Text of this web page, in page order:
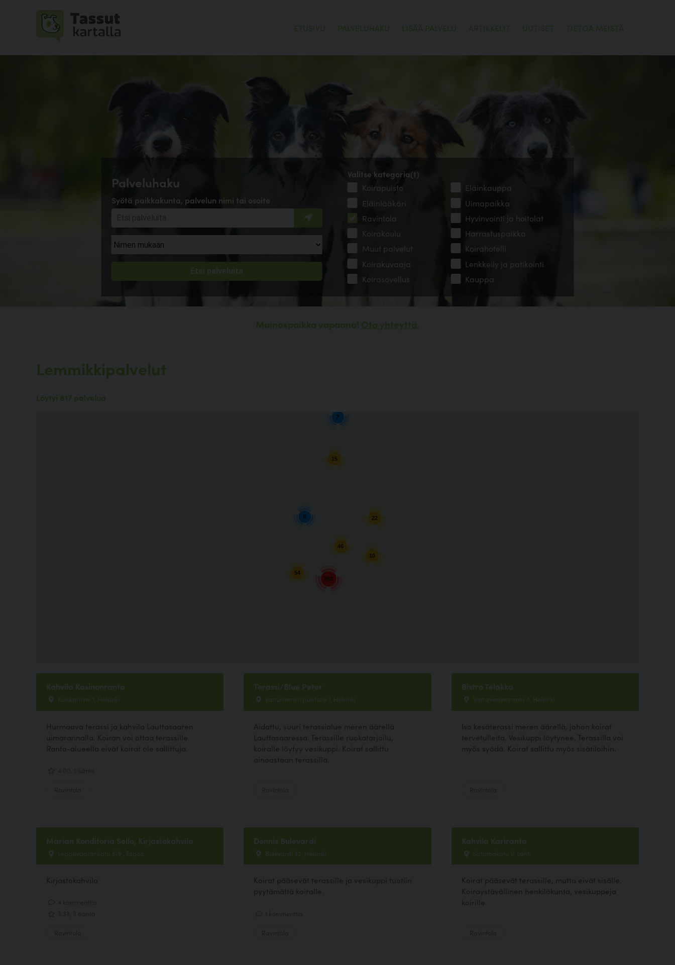
ETUSIVU PALVELUHAKU LISÄÄ PALVELU ARTIKKELIT UUTISET TIETOA MEISTÄ
Palveluhaku
Syötä paikkakunta, palvelun nimi tai osoite
Valitse kategoria(t)
Koirapuisto
Eläinkauppa
Eläinlääkäri
Uimapaikka
Ravintola
Hyvinvointi ja hoitolat
Koirakoulu
Harrastuspaikka
Muut palvelut
Koirahotelli
Koirakuvaaja
Lenkkeily ja patikointi
Koirasovellus
Kauppa
Mainospaikka vapaana! Ota yhteyttä.
Lemmikkipalvelut
Löytyi 817 palvelua
283
54
22
9
15
7
46
10
Kahvila Kasinonranta
Kuikkarinne 1, Helsinki
Hurmaava terassi ja kahvila Lauttasaaren
uimarannalla. Koiran voi ottaa terassille.
Ranta-alueella eivät koirat ole sallittuja.
Terassi/Blue Peter
Vattuniemen puistotie 1, Helsinki
Aidattu, suuri terassialue meren äärellä
Lauttasaaressa. Terassille ruokatarjoilu,
koiralle löytyy vesikuppi. Koirat sallittu
ainoastaan terassilla.
Bistro Telakka
Vattuniemenranta 5, Helsinki
Iso kesäterassi meren äärellä, johon koirat
tervetulleita. Vesikuppi löytynee. Terassilla voi
myös syödä. Koirat sallittu myös sisätiloihin.
Marian Konditoria Sello, Kirjastokahvila
Leppävaarankatu 3-9 , Espoo
Kirjastokahvila
Dennis Bulevardi
Bulevardi 32, Helsinki
Koirat pääsevät terassille ja vesikuppi tuotiin
pyytämättä koiralle.
Kahvila Kariranta
Satamakatu 9, Lahti
Koirat pääsevät terassille, mutta eivät sisälle.
Koiraystävällinen henkilökunta, vesikuppeja
koirille.